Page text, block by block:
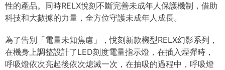
性的產品。同時RELX悅刻不斷完善未成年人保護機制，借助
科技和大數據的力量，全方位守護未成年人成長。
為了告別「電量未知焦慮」，悅刻新款機型RELX幻影系列，
在機身上調整設計了LED刻度電量指示燈，在插入煙彈時，
呼吸燈依次亮起後依次熄滅一次，在抽吸的過程中，呼吸燈